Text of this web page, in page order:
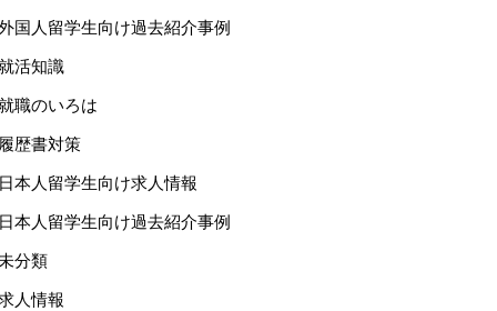
国人留学生向け過去紹介事例
活知識
職のいろは
歴書対策
本人留学生向け求人情報
本人留学生向け過去紹介事例
分類
人情報